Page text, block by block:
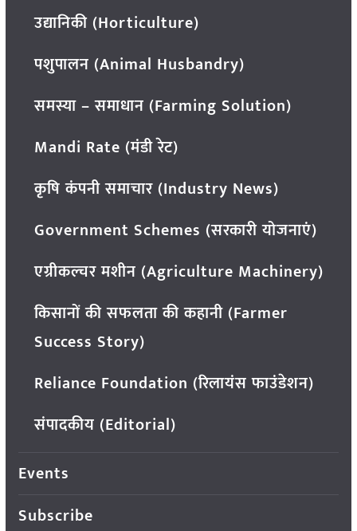
उद्यानिकी (Horticulture)
पशुपालन (Animal Husbandry)
समस्या – समाधान (Farming Solution)
Mandi Rate (मंडी रेट)
कृषि कंपनी समाचार (Industry News)
Government Schemes (सरकारी योजनाएं)
एग्रीकल्चर मशीन (Agriculture Machinery)
किसानों की सफलता की कहानी (Farmer
Success Story)
Reliance Foundation (रिलायंस फाउंडेशन)
संपादकीय (Editorial)
Events
Subscribe